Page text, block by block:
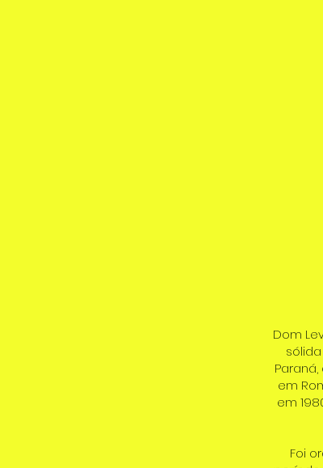
Dom
em
em
Foi